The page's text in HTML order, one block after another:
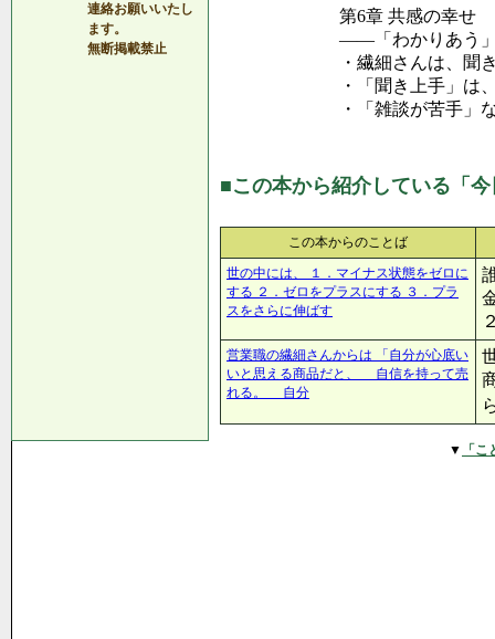
連絡お願いいたし
ます。
無断掲載禁止
第6章 共感の幸せ
――「わかりあう」
・繊細さんは、聞
・「聞き上手」は
・「雑談が苦手」
■この本から紹介している「
この本からのことば
世の中には、 １．マイナス状態をゼロに
する ２．ゼロをプラスにする ３．プラ
スをさらに伸ばす
営業職の繊細さんからは 「自分が心底い
いと思える商品だと、 自信を持って売
れる。 自分
▼ 「